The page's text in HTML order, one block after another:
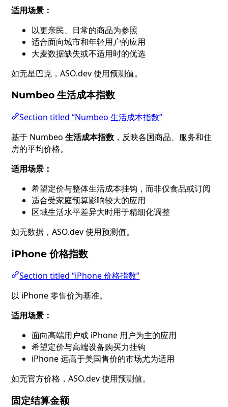
适用场景：
以更亲民、日常的商品为参照
适合面向城市和年轻用户的应用
大麦数据缺失或不适用时的优选
如无星巴克，ASO.dev 使用预测值。
Numbeo 生活成本指数
Section titled “Numbeo 生活成本指数”
基于 Numbeo生活成本指数 ，反映各国商品、服务和住
房的平均价格。
适用场景：
希望定价与整体生活成本挂钩，而非仅食品或订阅
适合受家庭预算影响较大的应用
区域生活水平差异大时用于精细化调整
如无数据，ASO.dev 使用预测值。
iPhone 价格指数
Section titled “iPhone 价格指数”
以 iPhone 零售价为基准。
适用场景：
面向高端用户或 iPhone 用户为主的应用
希望定价与高端设备购买力挂钩
iPhone 远高于美国售价的市场尤为适用
如无官方价格，ASO.dev 使用预测值。
固定结算金额